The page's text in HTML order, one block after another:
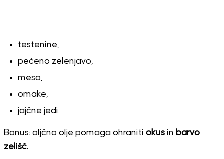
testenine,
pečeno zelenjavo,
meso,
omake,
jajčne jedi.
Bonus: oljčno olje pomaga ohraniti okus in barvo
zelišč.